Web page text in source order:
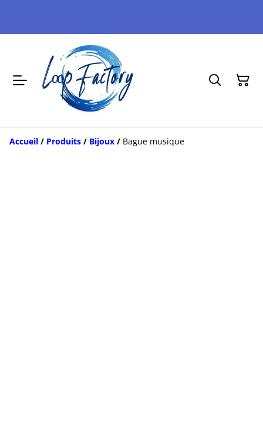
Accueil / Produits / Bijoux / Bague musique